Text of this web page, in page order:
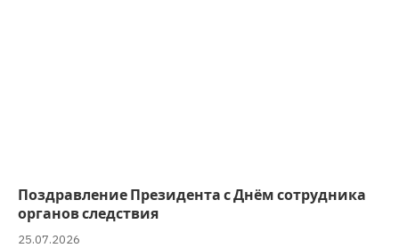
Поздравление Президента с Днём сотрудника
органов следствия
25.07.2026